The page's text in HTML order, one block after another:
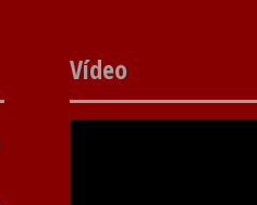
Vídeo